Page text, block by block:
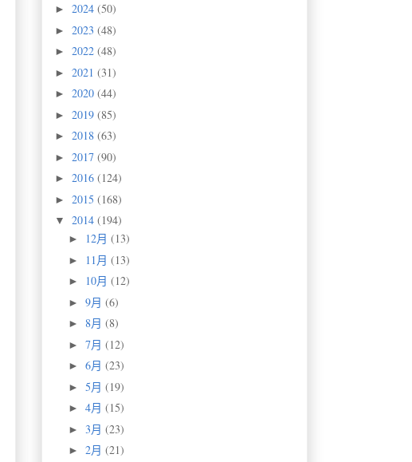
► 2024 (50)
► 2023 (48)
► 2022 (48)
► 2021 (31)
► 2020 (44)
► 2019 (85)
► 2018 (63)
► 2017 (90)
► 2016 (124)
► 2015 (168)
▼ 2014 (194)
► 12月 (13)
► 11月 (13)
► 10月 (12)
► 9月 (6)
► 8月 (8)
► 7月 (12)
► 6月 (23)
► 5月 (19)
► 4月 (15)
► 3月 (23)
► 2月 (21)